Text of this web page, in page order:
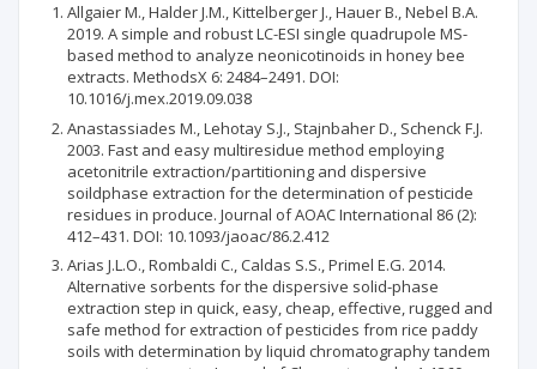
Allgaier M., Halder J.M., Kittelberger J., Hauer B., Nebel B.A.
2019. A simple and robust LC-ESI single quadrupole MS-
based method to analyze neonicotinoids in honey bee
extracts. MethodsX 6: 2484–2491. DOI:
10.1016/j.mex.2019.09.038
Anastassiades M., Lehotay S.J., Stajnbaher D., Schenck F.J.
2003. Fast and easy multiresidue method employing
acetonitrile extraction/partitioning and dispersive
soildphase extraction for the determination of pesticide
residues in produce. Journal of AOAC International 86 (2):
412–431. DOI: 10.1093/jaoac/86.2.412
Arias J.L.O., Rombaldi C., Caldas S.S., Primel E.G. 2014.
Alternative sorbents for the dispersive solid-phase
extraction step in quick, easy, cheap, effective, rugged and
safe method for extraction of pesticides from rice paddy
soils with determination by liquid chromatography tandem